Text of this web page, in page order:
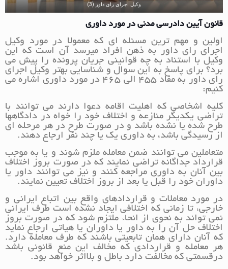
وکیل اجرای رای داور (3)
قانون آیین دادرسی مدنی در مورد داوری
اولین و مهم ترین مسئله ای که معمولا در مورد وکیل
اجرای رای داور به ذهن افراد میرسد آن است که این
وکیل با استناد به چه قوانینی جریان پرونده را پیش می
برد؟ برای پاسخ به این سوال و شناسایی بهتر وکیل اجرای
رای داور به مفاد 455 الی 465 در مورد داوری اشاره می
کنیم:
کلیه اشخاصی که اهلیت اقامه دعوا دارند می توانند با
تراضی یکدیگر منازعه و اختلاف خود را خواه در دادگاهها
طرح شده یا نشده باشد و در صورت طرح در هر مرحله ای
از رسیدگی باشد، به داوری یک یا چند نفر ارجاع دهند.
متعاملین می توانند ضمن معامله ملزم شوند و یا به موجب
قرارداد جداگانه تراضی نمایند که در صورت بروز اختلاف
بین آنان به داوری مراجعه کنند و نیز می توانند داور یا
داوران خود را قبل یا بعد از بروز اختلاف تعیین نمایند.
در مورد معاملات و قراردادهای واقع بین اتباع ایرانی و
خارجی، تا زمانی که اختلافی ایجاد نشده است طرف ایرانی
نمی تواند به نحوی از انحاء ملتزم شود که در صورت بروز
اختلاف حل آن را به داور یا داوران یا هیاتی ارجاع نماید
که آنان دارای همان تابعیتی باشند که طرف معامله دارد.
هر معامله و قراردادی که مخالف این منع قانونی باشد
درقسمتی که مخالفت دارد باطل و بلااثر خواهد بود.